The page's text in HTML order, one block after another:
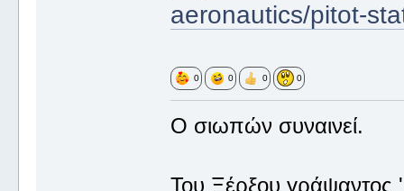
aeronautics/pitot-
0 0 0 0
Ο σιωπών συναινεί.
Του Ξέρξου